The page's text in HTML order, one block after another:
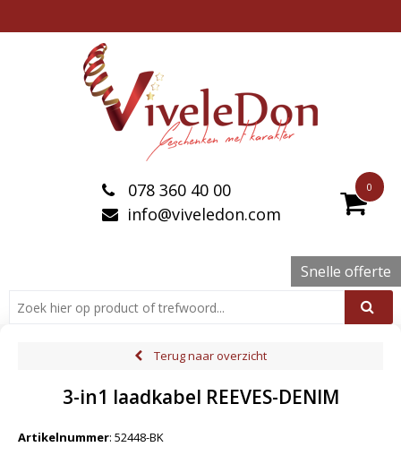
0
078 360 40 00
info@viveledon.com
Snelle offerte
Terug naar overzicht
3-in1 laadkabel REEVES-DENIM
Artikelnummer: 52448-BK